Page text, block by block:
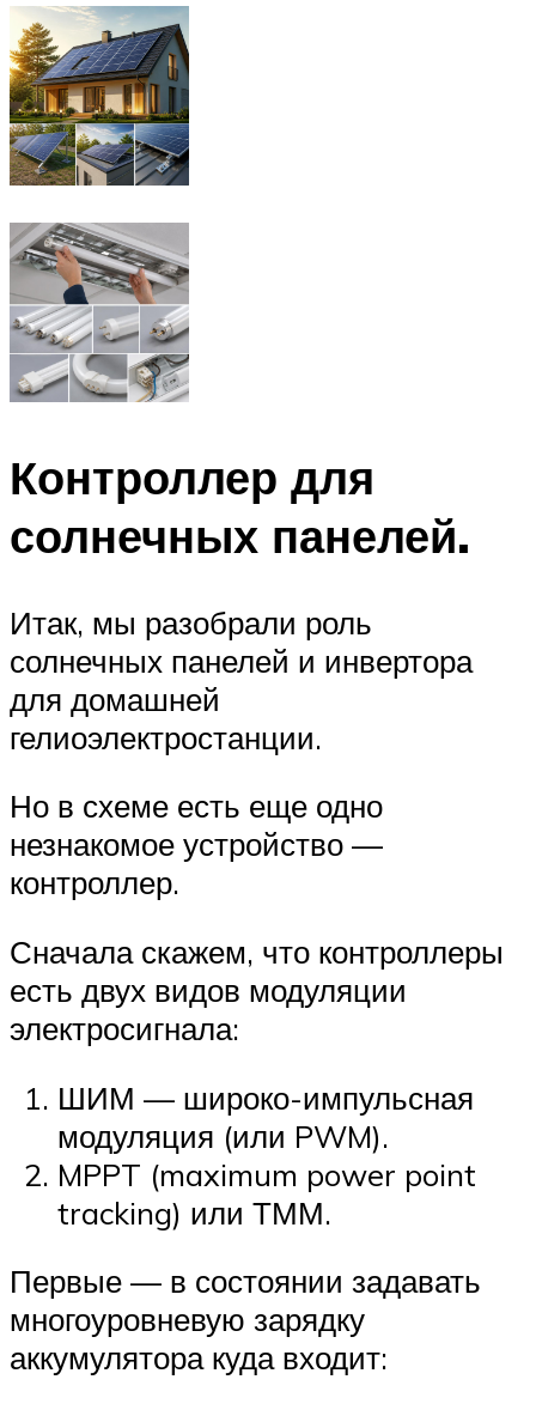
Контроллер для
солнечных панелей.
Итак, мы разобрали роль
солнечных панелей и инвертора
для домашней
гелиоэлектростанции.
Но в схеме есть еще одно
незнакомое устройство —
контроллер.
Сначала скажем, что контроллеры
есть двух видов модуляции
электросигнала:
ШИМ — широко-импульсная
модуляция (или PWM).
MPPT (maximum power point
tracking) или ТММ.
Первые — в состоянии задавать
многоуровневую зарядку
аккумулятора куда входит: